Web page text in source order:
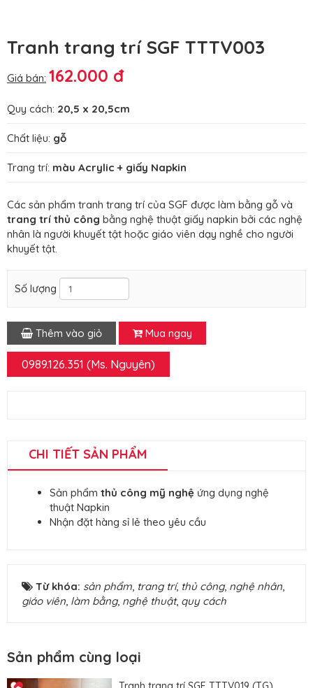
Tranh trang trí SGF TTTV003
Giá bán: 162.000 đ
Quy cách: 20,5 x 20,5cm
Chất liệu: gỗ
Trang trí: màu Acrylic + giấy Napkin
Các sản phẩm tranh trang trí của SGF được làm bằng gỗ và
trang trí thủ công bằng nghệ thuật giấy napkin bởi các nghệ
nhân là người khuyết tật hoặc giáo viên dạy nghề cho người
khuyết tật.
Số lượng
Thêm vào giỏ Mua ngay
0989.126.351 (Ms. Nguyên)
CHI TIẾT SẢN PHẨM
Sản phẩm thủ công mỹ nghệ ứng dụng nghệ
thuật Napkin
Nhận đặt hàng sỉ lẻ theo yêu cầu
Từ khóa: sản phẩm trang trí, thủ công, nghệ nhân
giáo viên làm bằng, nghệ thuật, quy cách
Sản phẩm cùng loại